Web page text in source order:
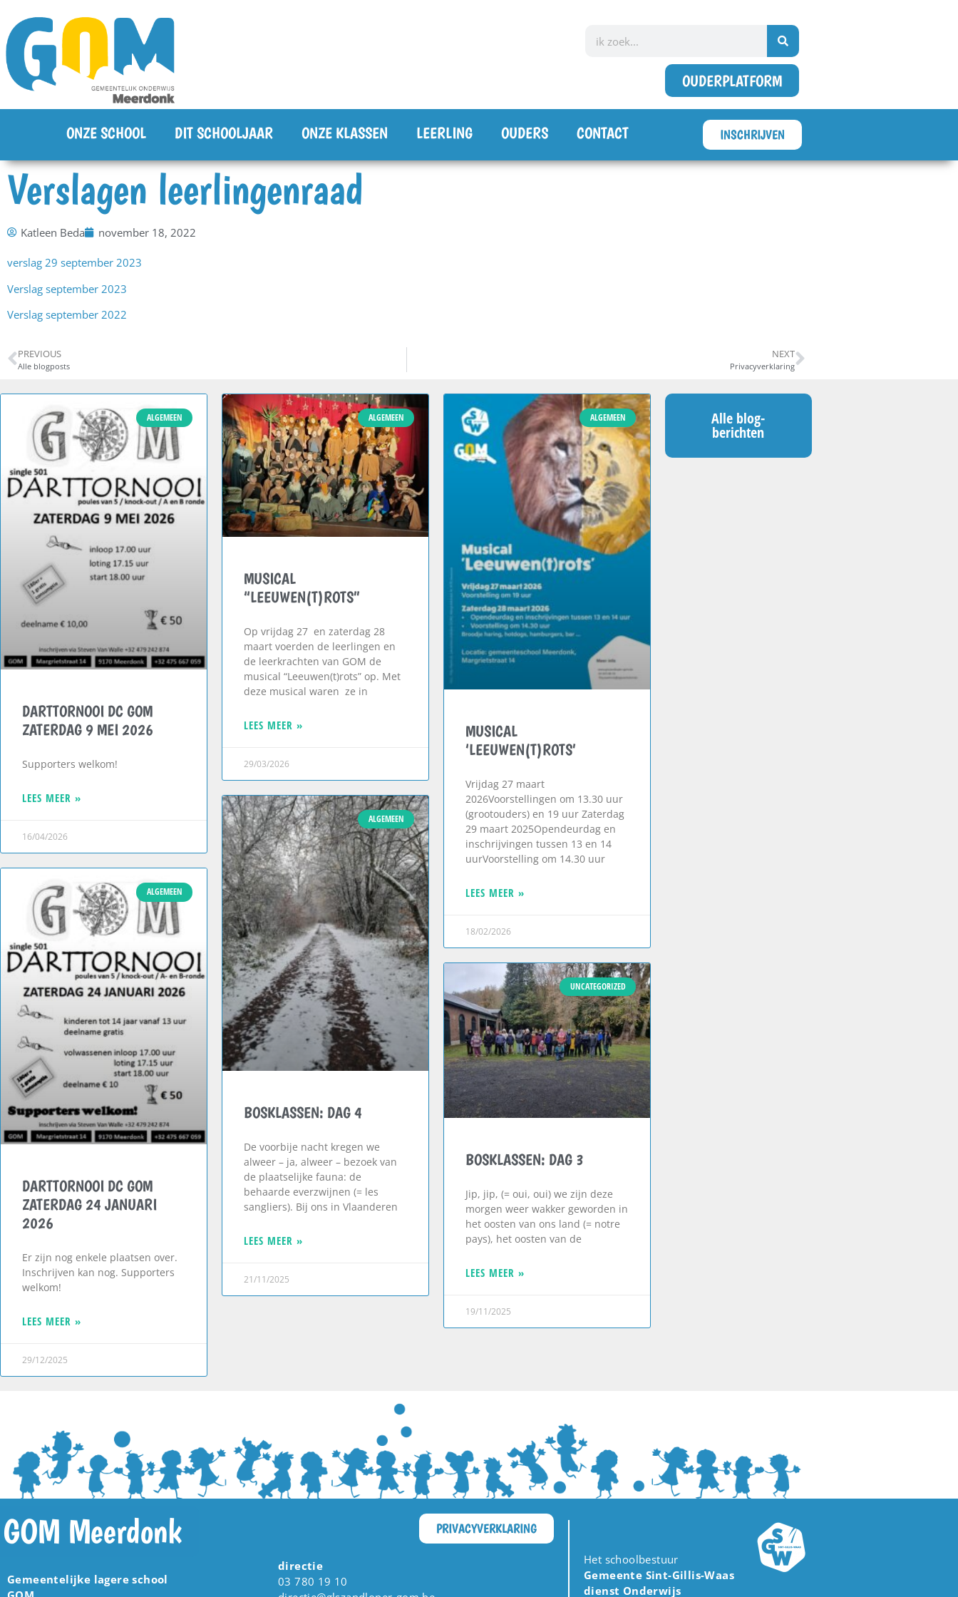
OUDERPLATFORM
ONZE SCHOOL DIT SCHOOLJAAR ONZE KLASSEN LEERLING OUDERS CONTACT INSCHRIJVEN
Verslagen leerlingenraad
Katleen Beda november 18, 2022
verslag 29 september 2023
Verslag september 2023
Verslag september 2022
PREVIOUS
Alle blogposts
NEXT
Privacyverklaring
ALGEMEEN
DARTTORNOOI DC GOM
ZATERDAG 9 MEI 2026
Supporters welkom!
LEES MEER »
16/04/2026
ALGEMEEN
MUSICAL
“LEEUWEN(T)ROTS”
Op vrijdag 27 en zaterdag 28
maart voerden de leerlingen en
de leerkrachten van GOM de
musical “Leeuwen(t)rots” op. Met
deze musical waren ze in
LEES MEER »
29/03/2026
ALGEMEEN
MUSICAL
‘LEEUWEN(T)ROTS’
Vrijdag 27 maart
2026Voorstellingen om 13.30 uur
(grootouders) en 19 uur Zaterdag
29 maart 2025Opendeurdag en
inschrijvingen tussen 13 en 14
uurVoorstelling om 14.30 uur
LEES MEER »
18/02/2026
ALGEMEEN
DARTTORNOOI DC GOM
ZATERDAG 24 JANUARI
2026
Er zijn nog enkele plaatsen over.
Inschrijven kan nog. Supporters
welkom!
LEES MEER »
29/12/2025
ALGEMEEN
BOSKLASSEN: DAG 4
De voorbije nacht kregen we
alweer – ja, alweer – bezoek van
de plaatselijke fauna: de
behaarde everzwijnen (= les
sangliers). Bij ons in Vlaanderen
LEES MEER »
21/11/2025
UNCATEGORIZED
BOSKLASSEN: DAG 3
Jip, jip, (= oui, oui) we zijn deze
morgen weer wakker geworden in
het oosten van ons land (= notre
pays), het oosten van de
LEES MEER »
19/11/2025
Alle blog-
berichten
GOM Meerdonk
Gemeentelijke lagere school
PRIVACYVERKLARING
directie
03 780 19 10
Het schoolbestuur
Gemeente Sint-Gillis-Waas
dienst Onderwijs